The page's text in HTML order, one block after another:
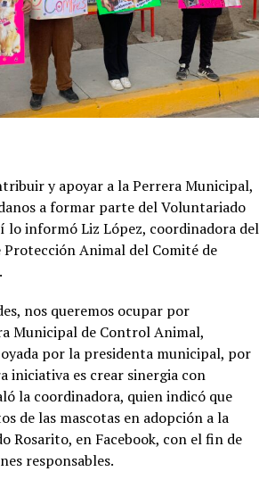
y apoyar a la Perrera Municipal,
a formar parte del Voluntariado
lo informó Liz López, coordinadora del
Protección Animal del Comité de
nos queremos ocupar por
Municipal de Control Animal,
por la presidenta municipal, por
iniciativa es crear sinergia con
la coordinadora, quien indicó que
de las mascotas en adopción a la
Rosarito, en Facebook, con el fin de
responsables.